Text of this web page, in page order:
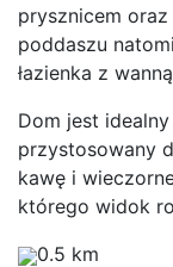
prysznicem
poddaszu
łazienka z
Dom jest
przystosowany
kawę i
którego widok
0.5 km